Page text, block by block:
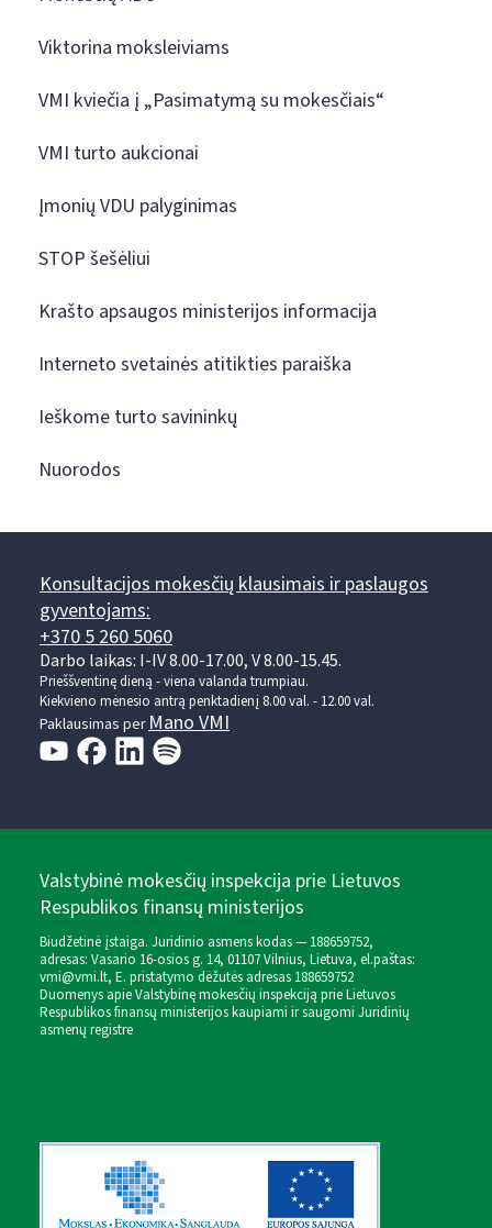
Viktorina moksleiviams
VMI kviečia į „Pasimatymą su mokesčiais“
VMI turto aukcionai
Įmonių VDU palyginimas
STOP šešėliui
Krašto apsaugos ministerijos informacija
Interneto svetainės atitikties paraiška
Ieškome turto savininkų
Nuorodos
Konsultacijos mokesčių klausimais ir paslaugos
gyventojams:
+370 5 260 5060
Darbo laikas: I-IV 8.00-17.00, V 8.00-15.45.
Prieššventinę dieną - viena valanda trumpiau.
Kiekvieno mėnesio antrą penktadienį 8.00 val. - 12.00 val.
Paklausimas perMano VMI
Valstybinė mokesčių inspekcija prie Lietuvos
Respublikos finansų ministerijos
Biudžetinė įstaiga. Juridinio asmens kodas — 188659752,
adresas: Vasario 16-osios g. 14, 01107 Vilnius, Lietuva, el.paštas:
vmi@vmi.lt, E. pristatymo dėžutės adresas 188659752
Duomenys apie Valstybinę mokesčių inspekciją prie Lietuvos
Respublikos finansų ministerijos kaupiami ir saugomi Juridinių
asmenų registre